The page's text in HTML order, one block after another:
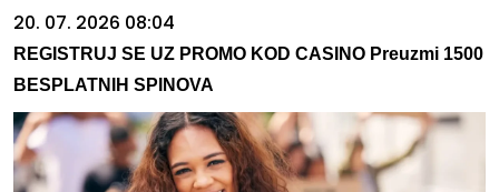
20. 07. 2026 08:04
REGISTRUJ SE UZ PROMO KOD CASINO Preuzmi 1500
BESPLATNIH SPINOVA